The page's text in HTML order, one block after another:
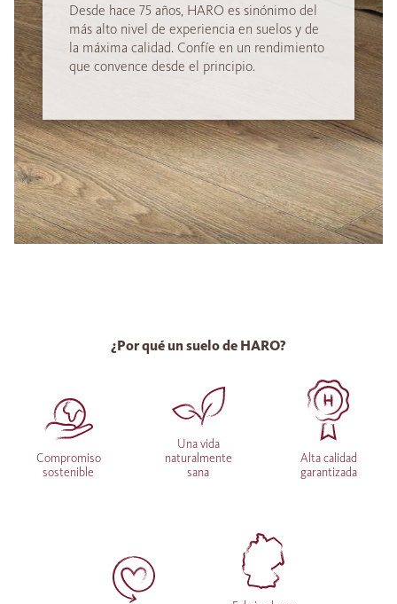
Desde hace 75 años, HARO es sinónimo del
más alto nivel de experiencia en suelos y de
la máxima calidad. Confíe en un rendimiento
que convence desde el principio.
¿Por qué un suelo de HARO?
Compromiso
sostenible
Una vida
naturalmente
sana
Alta calidad
garantizada